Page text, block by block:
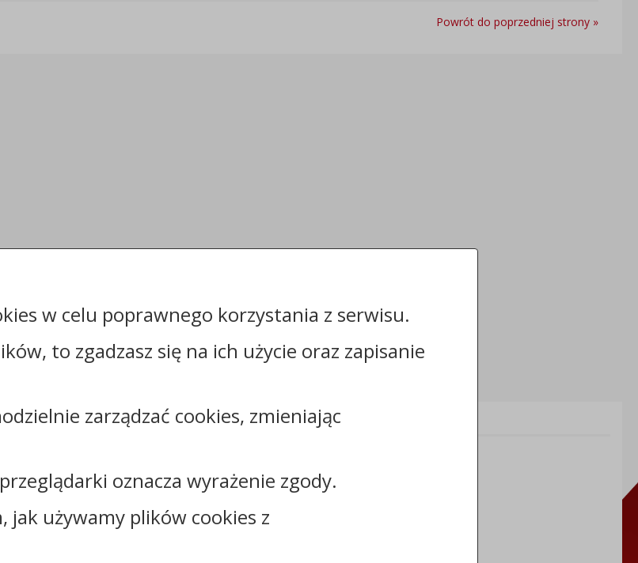
Powrót do poprzedniej strony »
/umwloclawek/SkrytkaESP lub
skrytka
Informacje dodatkowe:
REGON: 910866910
TERYT: 0464011
w celu poprawnego korzystania z serwisu.
to zgadzasz się na ich użycie oraz zapisanie
zarządzać cookies, zmieniając
oznacza wyrażenie zgody.
jak używamy plików cookies z